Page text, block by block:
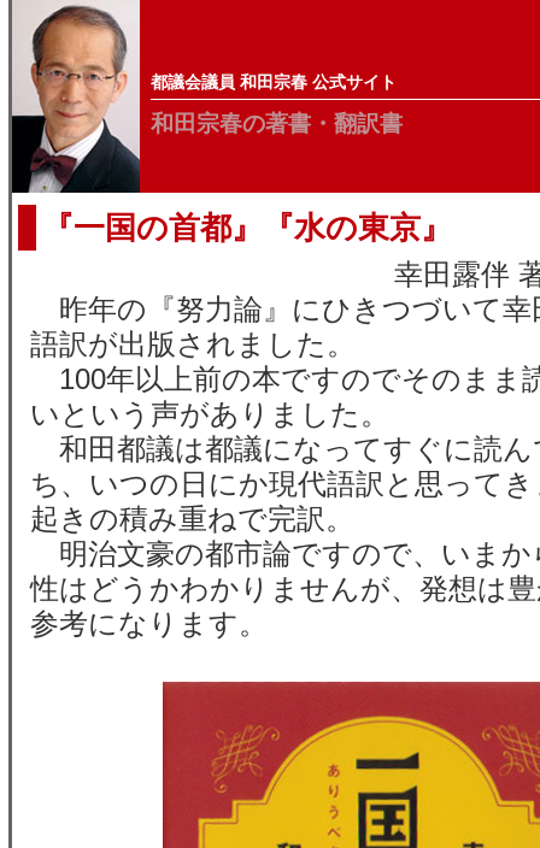
都議会議員 和田宗春 公式サイト
和田宗春の著書・翻訳書
『一国の首都』『水の東京』
幸田露伴
昨年の『努力論』にひきつづいて幸
語訳が出版されました。
100年以上前の本ですのでそのまま
いという声がありました。
和田都議は都議になってすぐに読ん
ち、いつの日にか現代語訳と思って
起きの積み重ねで完訳。
明治文豪の都市論ですので、いまか
性はどうかわかりませんが、発想は
参考になります。